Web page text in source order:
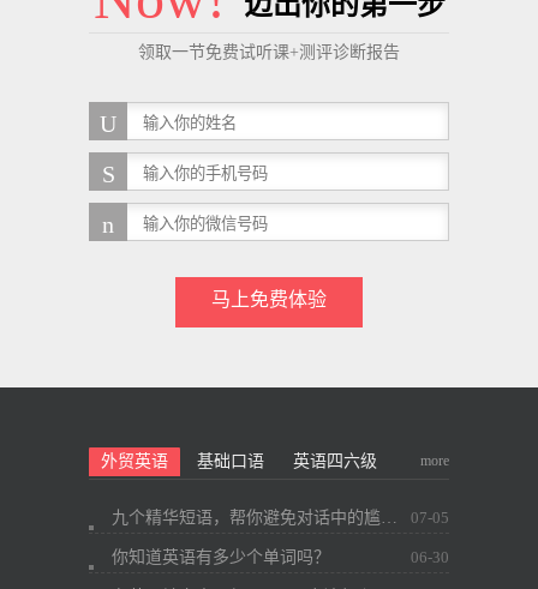
领取一节免费试听课+测评诊断报告
马上免费体验
外贸英语 基础口语 英语四六级 more
九个精华短语，帮你避免对话中的尴尬~ 07-05
你知道英语有多少个单词吗？ 06-30